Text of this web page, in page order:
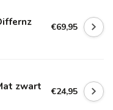
€69,95
zwart €24,95